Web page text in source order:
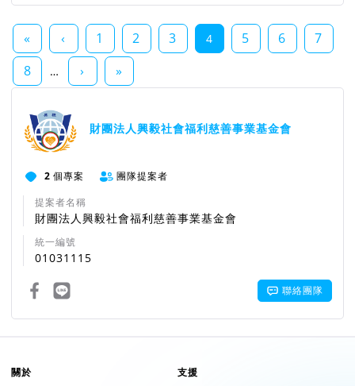
« ‹ 1 2 3 4 5 6
7
8
… › »
財團法人興毅社會福利慈善事業基金會
2 個專案
團隊提案者
提案者名稱
財團法人興毅社會福利慈善事業基金會
統一編號
01031115
聯絡團隊
關於 支援